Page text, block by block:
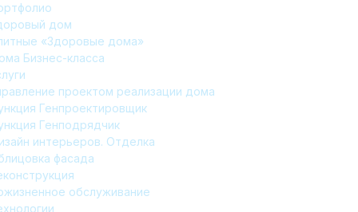
дом
«Здоровые дома»
Бизнес-класса
проектом реализации дома
Генпроектировщик
Генподрядчик
интерьеров. Отделка
фасада
обслуживание